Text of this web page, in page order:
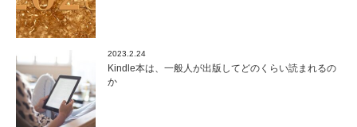
2023.2.24
Kindle本は、一般人が出版してどのくらい読まれるの
か